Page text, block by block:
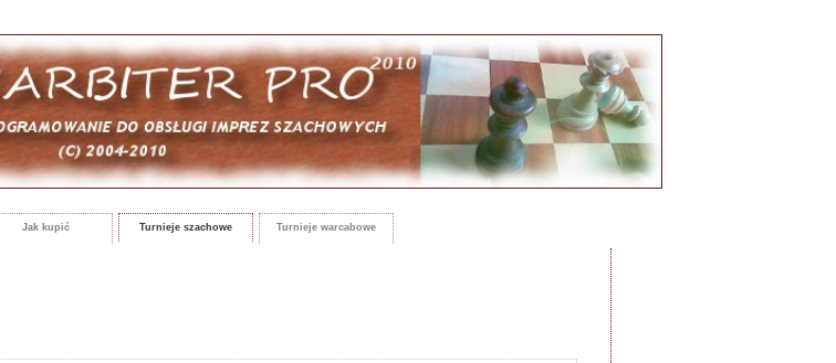
Jak kupić Turnieje szachowe Turnieje warcabowe